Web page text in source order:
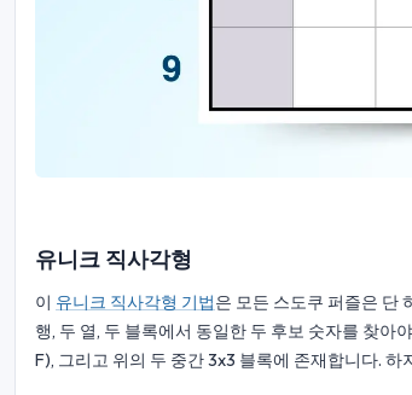
유니크 직사각형
이 유니크 직사각형 기법은 모든 스도쿠 퍼즐은 단
행, 두 열, 두 블록에서 동일한 두 후보 숫자를 찾아
F), 그리고 위의 두 중간 3x3 블록에 존재합니다.